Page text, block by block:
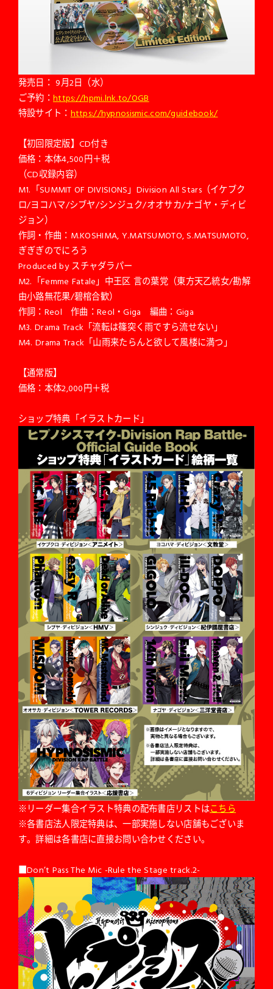
発売日： 9月2日（水）
ご予約：https://hpmi.lnk.to/OGB
特設サイト： https://hypnosismic.com/guidebook/
【初回限定版】CD付き
価格：本体4,500円＋税
（CD収録内容）
M1.「SUMMIT OF DIVISIONS」Division All Stars（イケブク
ロ/ヨコハマ/シブヤ/シンジュク/オオサカ/ナゴヤ・ディビ
ジョン）
作詞・作曲：M.KOSHIMA, Y.MATSUMOTO, S.MATSUMOTO,
ぎぎぎのでにろう
Produced by スチャダラパー
M2.「Femme Fatale」中王区 言の葉党（東方天乙統女/勘解
由小路無花果/碧棺合歓）
作詞：Reol 作曲：Reol・Giga 編曲：Giga
M3. Drama Track「流転は篠突く雨ですら流せない」
M4. Drama Track「山雨来たらんと欲して風楼に満つ」
【通常版】
価格：本体2,000円＋税
ショップ特典「イラストカード」
※リーダー集合イラスト特典の配布書店リストはこちら
※各書店法人限定特典は、一部実施しない店舗もございま
す。詳細は各書店に直接お問い合わせください。
■Don’t Pass The Mic -Rule the Stage track.2-